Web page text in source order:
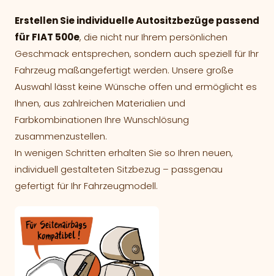
Erstellen Sie individuelle Autositzbezüge passend
für FIAT 500e, die nicht nur Ihrem persönlichen
Geschmack entsprechen, sondern auch speziell für Ihr
Fahrzeug maßangefertigt werden. Unsere große
Auswahl lässt keine Wünsche offen und ermöglicht es
Ihnen, aus zahlreichen Materialien und
Farbkombinationen Ihre Wunschlösung
zusammenzustellen.
In wenigen Schritten erhalten Sie so Ihren neuen,
individuell gestalteten Sitzbezug – passgenau
gefertigt für Ihr Fahrzeugmodell.